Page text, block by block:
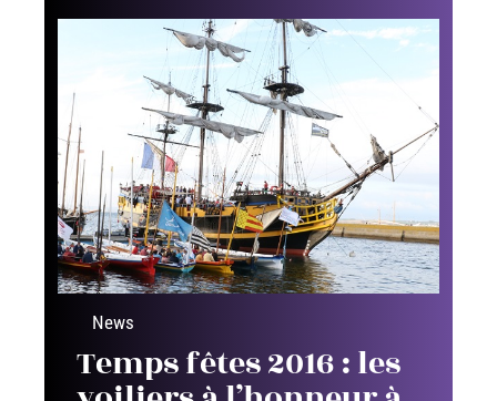
News
Temps fêtes 2016 : les